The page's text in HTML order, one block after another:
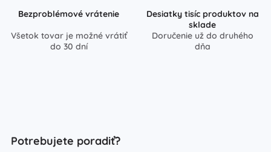
Bezproblémové vrátenie
Všetok tovar je možné vrátiť
do 30 dní
Desiatky tisíc produktov na
sklade
Doručenie už do druhého
dňa
Potrebujete poradiť?